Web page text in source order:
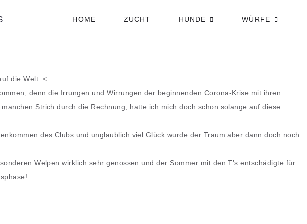
HOME ZUCHT HUNDE
In
In Memoriam
Carolina
WÜRFE
A1-Wurf
die Welt. <
denn die Irrungen und Wirrungen der beginnenden Corona-Krise mit ihren
Strich durch die Rechnung, hatte ich mich doch schon solange auf diese
des Clubs und unglaublich viel Glück wurde der Traum aber dann doch noch
Welpen wirklich sehr genossen und der Sommer mit den T’s entschädigte für